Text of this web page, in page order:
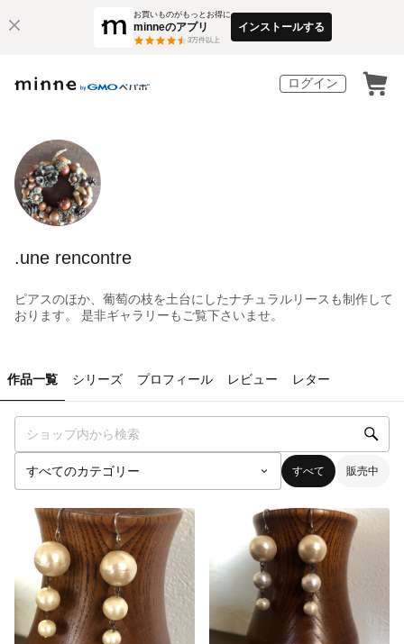
お買いものがもっとお得に
minneのアプリ
3万件以上
インストールする
ログイン
.une rencontre
ピアスのほか、葡萄の枝を土台にしたナチュラルリースも制作して
おります。 是非ギャラリーもご覧下さいませ。
作品一覧 シリーズ プロフィール レビュー レター
すべて 販売中